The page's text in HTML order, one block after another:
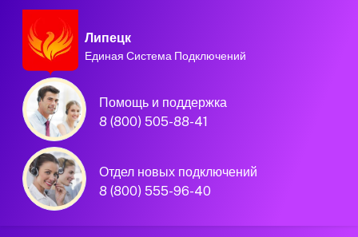
Липецк
Единая Система Подключений
Помощь и поддержка
8 (800) 505-88-41
Отдел новых подключений
8 (800) 555-96-40
Домашний интернет и
телевидение
Билайн в городе
Липецк